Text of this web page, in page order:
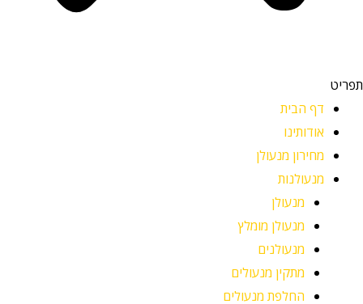
תפריט
דף הבית
אודותינו
מחירון מנעולן
מנעולנות
מנעולן
מנעולן מומלץ
מנעולנים
מתקין מנעולים
החלפת מנעולים